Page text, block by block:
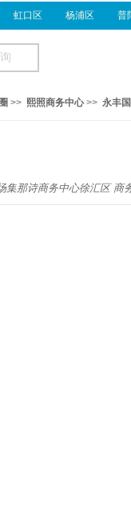
虹口区 杨浦区 普
>> 熙照商务中心 >> 永丰
集那诗商务中心徐汇区 商